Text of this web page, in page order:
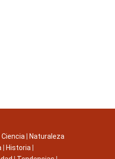
Ciencia | Naturaleza
| Historia |